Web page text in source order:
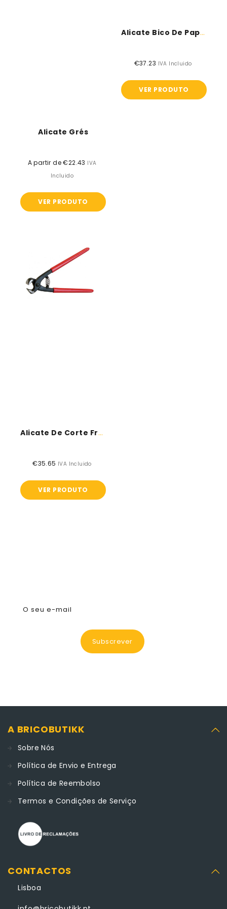
Alicate Grés
Preço
normal
A partir de €22.43 IVA
Incluido
VER PRODUTO
Alicate Bico De Papagaio
Preço
€37.23 IVA Incluido
VER PRODUTO
Corte
Frontal
Alicate De Corte Frontal
Preço
€35.65 IVA Incluido
VER PRODUTO
O seu e-mail
Subscrever
A BRICOBUTIKK
Sobre Nós
Política de Envio e Entrega
Política de Reembolso
Termos e Condições de Serviço
CONTACTOS
Lisboa